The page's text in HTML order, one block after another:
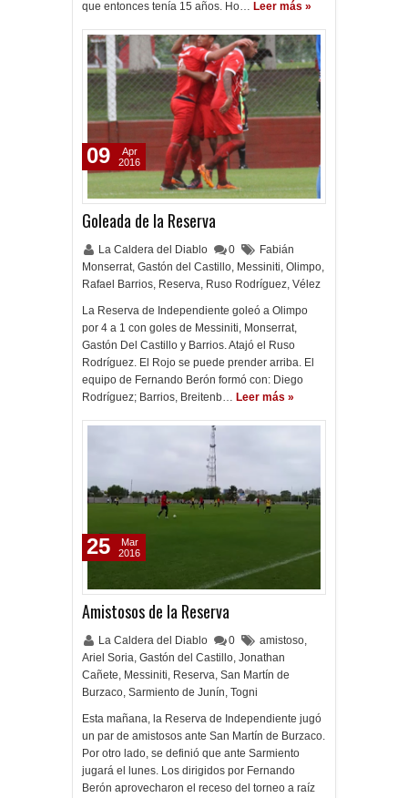
que entonces tenía 15 años. Ho… Leer más »
Goleada de la Reserva
La Caldera del Diablo 0
Fabián
Monserrat, Gastón del Castillo, Messiniti, Olimpo,
Rafael Barrios, Reserva, Ruso Rodríguez, Vélez
La Reserva de Independiente goleó a Olimpo
por 4 a 1 con goles de Messiniti, Monserrat,
Gastón Del Castillo y Barrios. Atajó el Ruso
Rodríguez. El Rojo se puede prender arriba. El
equipo de Fernando Berón formó con: Diego
Rodríguez; Barrios, Breitenb… Leer más »
09
Apr
2016
Amistosos de la Reserva
La Caldera del Diablo 0 amistoso,
Ariel Soria, Gastón del Castillo, Jonathan
Cañete, Messiniti, Reserva, San Martín de
Burzaco, Sarmiento de Junín, Togni
Esta mañana, la Reserva de Independiente jugó
un par de amistosos ante San Martín de Burzaco.
Por otro lado, se definió que ante Sarmiento
jugará el lunes. Los dirigidos por Fernando
Berón aprovecharon el receso del torneo a raíz
25
Mar
2016